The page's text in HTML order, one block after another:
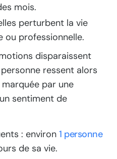
mois.
perturbent la vie
ou professionnelle.
disparaissent
ressent alors
marquée par une
sentiment de
: environ 1 personne
de sa vie.